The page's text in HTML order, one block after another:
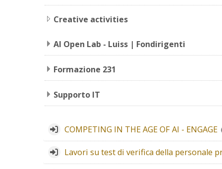
Creative activities
AI Open Lab - Luiss | Fondirigenti
Formazione 231
Supporto IT
COMPETING IN THE AGE OF AI - ENGAGE
Lavori su test di verifica della personale